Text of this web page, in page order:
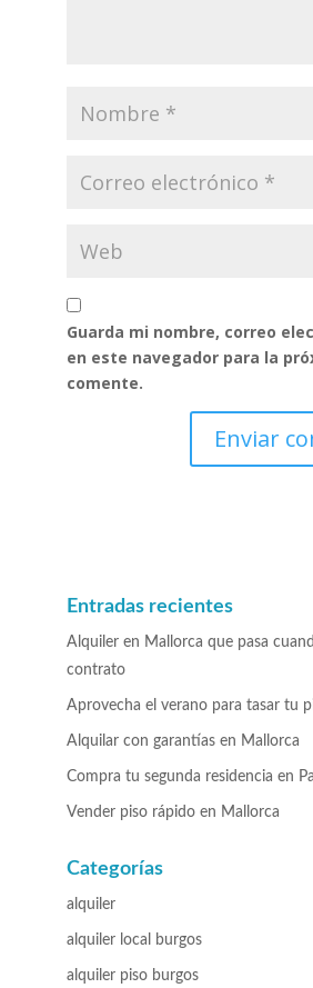
Guarda mi nombre, correo
en este navegador para la
comente.
Entradas recientes
Alquiler en Mallorca que pasa
contrato
Aprovecha el verano para tasar tu
Alquilar con garantías en Mallorca
Compra tu segunda residencia en
Vender piso rápido en Mallorca
Categorías
alquiler
alquiler local burgos
alquiler piso burgos